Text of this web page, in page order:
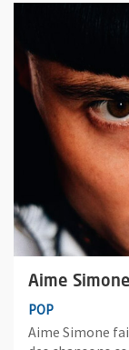
Aime Simone
POP
Aime Simone
Plus